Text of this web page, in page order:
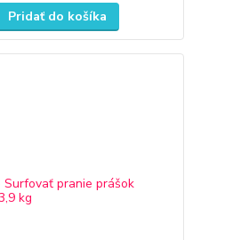
Pridať do košíka